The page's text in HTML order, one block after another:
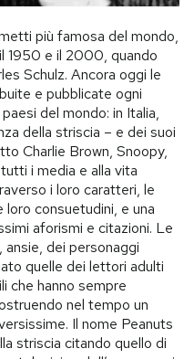
più famosa del mondo,
1950 e il 2000, quando
Schulz. Ancora oggi le
e pubblicate ogni
del mondo: in Italia,
della striscia – e dei suoi
Charlie Brown, Snoopy,
i media e alla vita
i loro caratteri, le
consuetudini, e una
aforismi e citazioni. Le
ansie, dei personaggi
quelle dei lettori adulti
che hanno sempre
nel tempo un
Il nome Peanuts
striscia citando quello di